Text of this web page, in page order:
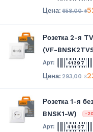
658,00₴
Розетка 2-я
(VF-
41397
293,00₴
Розетка 1-я
BNSK1-W)
-
41407